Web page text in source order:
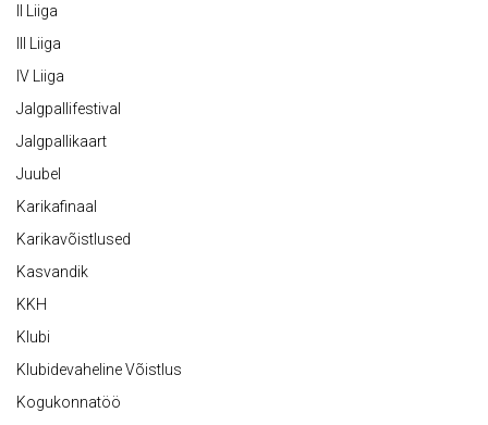
II Liiga
III Liiga
IV Liiga
Jalgpallifestival
Jalgpallikaart
Juubel
Karikafinaal
Karikavõistlused
Kasvandik
KKH
Klubi
Klubidevaheline Võistlus
Kogukonnatöö